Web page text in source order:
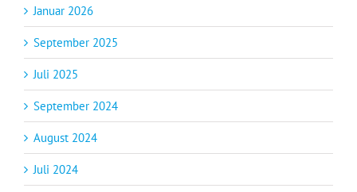
Januar 2026
September 2025
Juli 2025
September 2024
August 2024
Juli 2024